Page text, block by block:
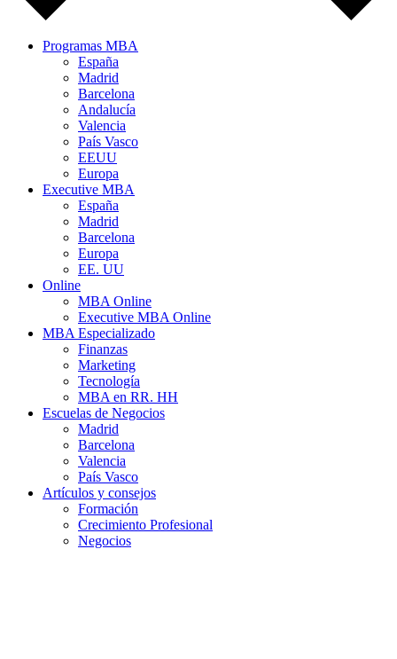
Programas MBA
España
Madrid
Barcelona
Andalucía
Valencia
País Vasco
EEUU
Europa
Executive MBA
España
Madrid
Barcelona
Europa
EE. UU
Online
MBA Online
Executive MBA Online
MBA Especializado
Finanzas
Marketing
Tecnología
MBA en RR. HH
Escuelas de Negocios
Madrid
Barcelona
Valencia
País Vasco
Artículos y consejos
Formación
Crecimiento Profesional
Negocios